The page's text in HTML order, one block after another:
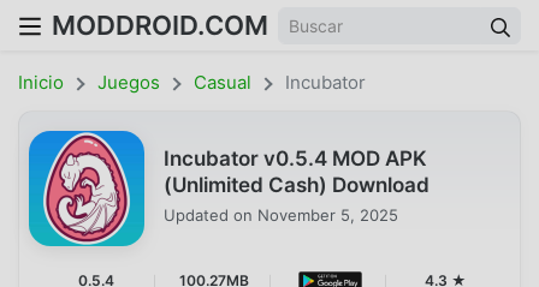
MODDROID.COM
Inicio Juegos Casual Incubator
Incubator v0.5.4 MOD APK
(Unlimited Cash) Download
Updated on November 5, 2025
0.5.4 100.27MB 4.3 ★